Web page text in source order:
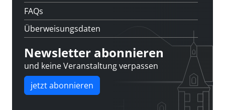
FAQs
Überweisungsdaten
Newsletter abonnieren
und keine Veranstaltung verpassen
jetzt abonnieren